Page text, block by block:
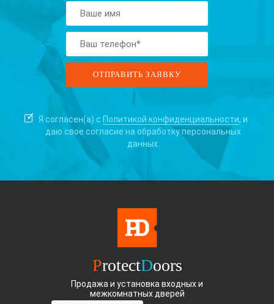
Я согласен(а) с Политикой конфиденциальности, и
даю свое согласие на обработку персональных
данных.
ProtectDoors
Продажа и установка входных и
межкомнатных дверей